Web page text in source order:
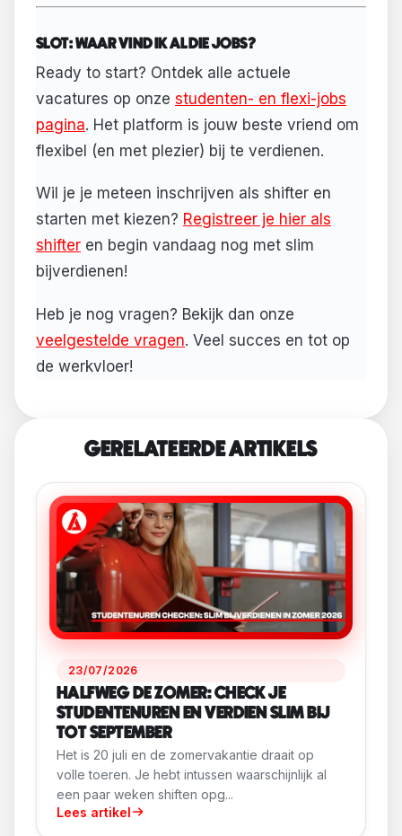
SLOT: WAAR VIND IK AL DIE JOBS?
Ready to start? Ontdek alle actuele
vacatures op onze studenten- en flexi-jobs
pagina. Het platform is jouw beste vriend om
flexibel (en met plezier) bij te verdienen.
Wil je je meteen inschrijven als shifter en
starten met kiezen? Registreer je hier als
shifter en begin vandaag nog met slim
bijverdienen!
Heb je nog vragen? Bekijk dan onze
veelgestelde vragen. Veel succes en tot op
de werkvloer!
GERELATEERDE ARTIKELS
23/07/2026
HALFWEG DE ZOMER: CHECK JE
STUDENTENUREN EN VERDIEN SLIM BIJ
TOT SEPTEMBER
Het is 20 juli en de zomervakantie draait op
volle toeren. Je hebt intussen waarschijnlijk al
een paar weken shiften opg...
Lees artikel